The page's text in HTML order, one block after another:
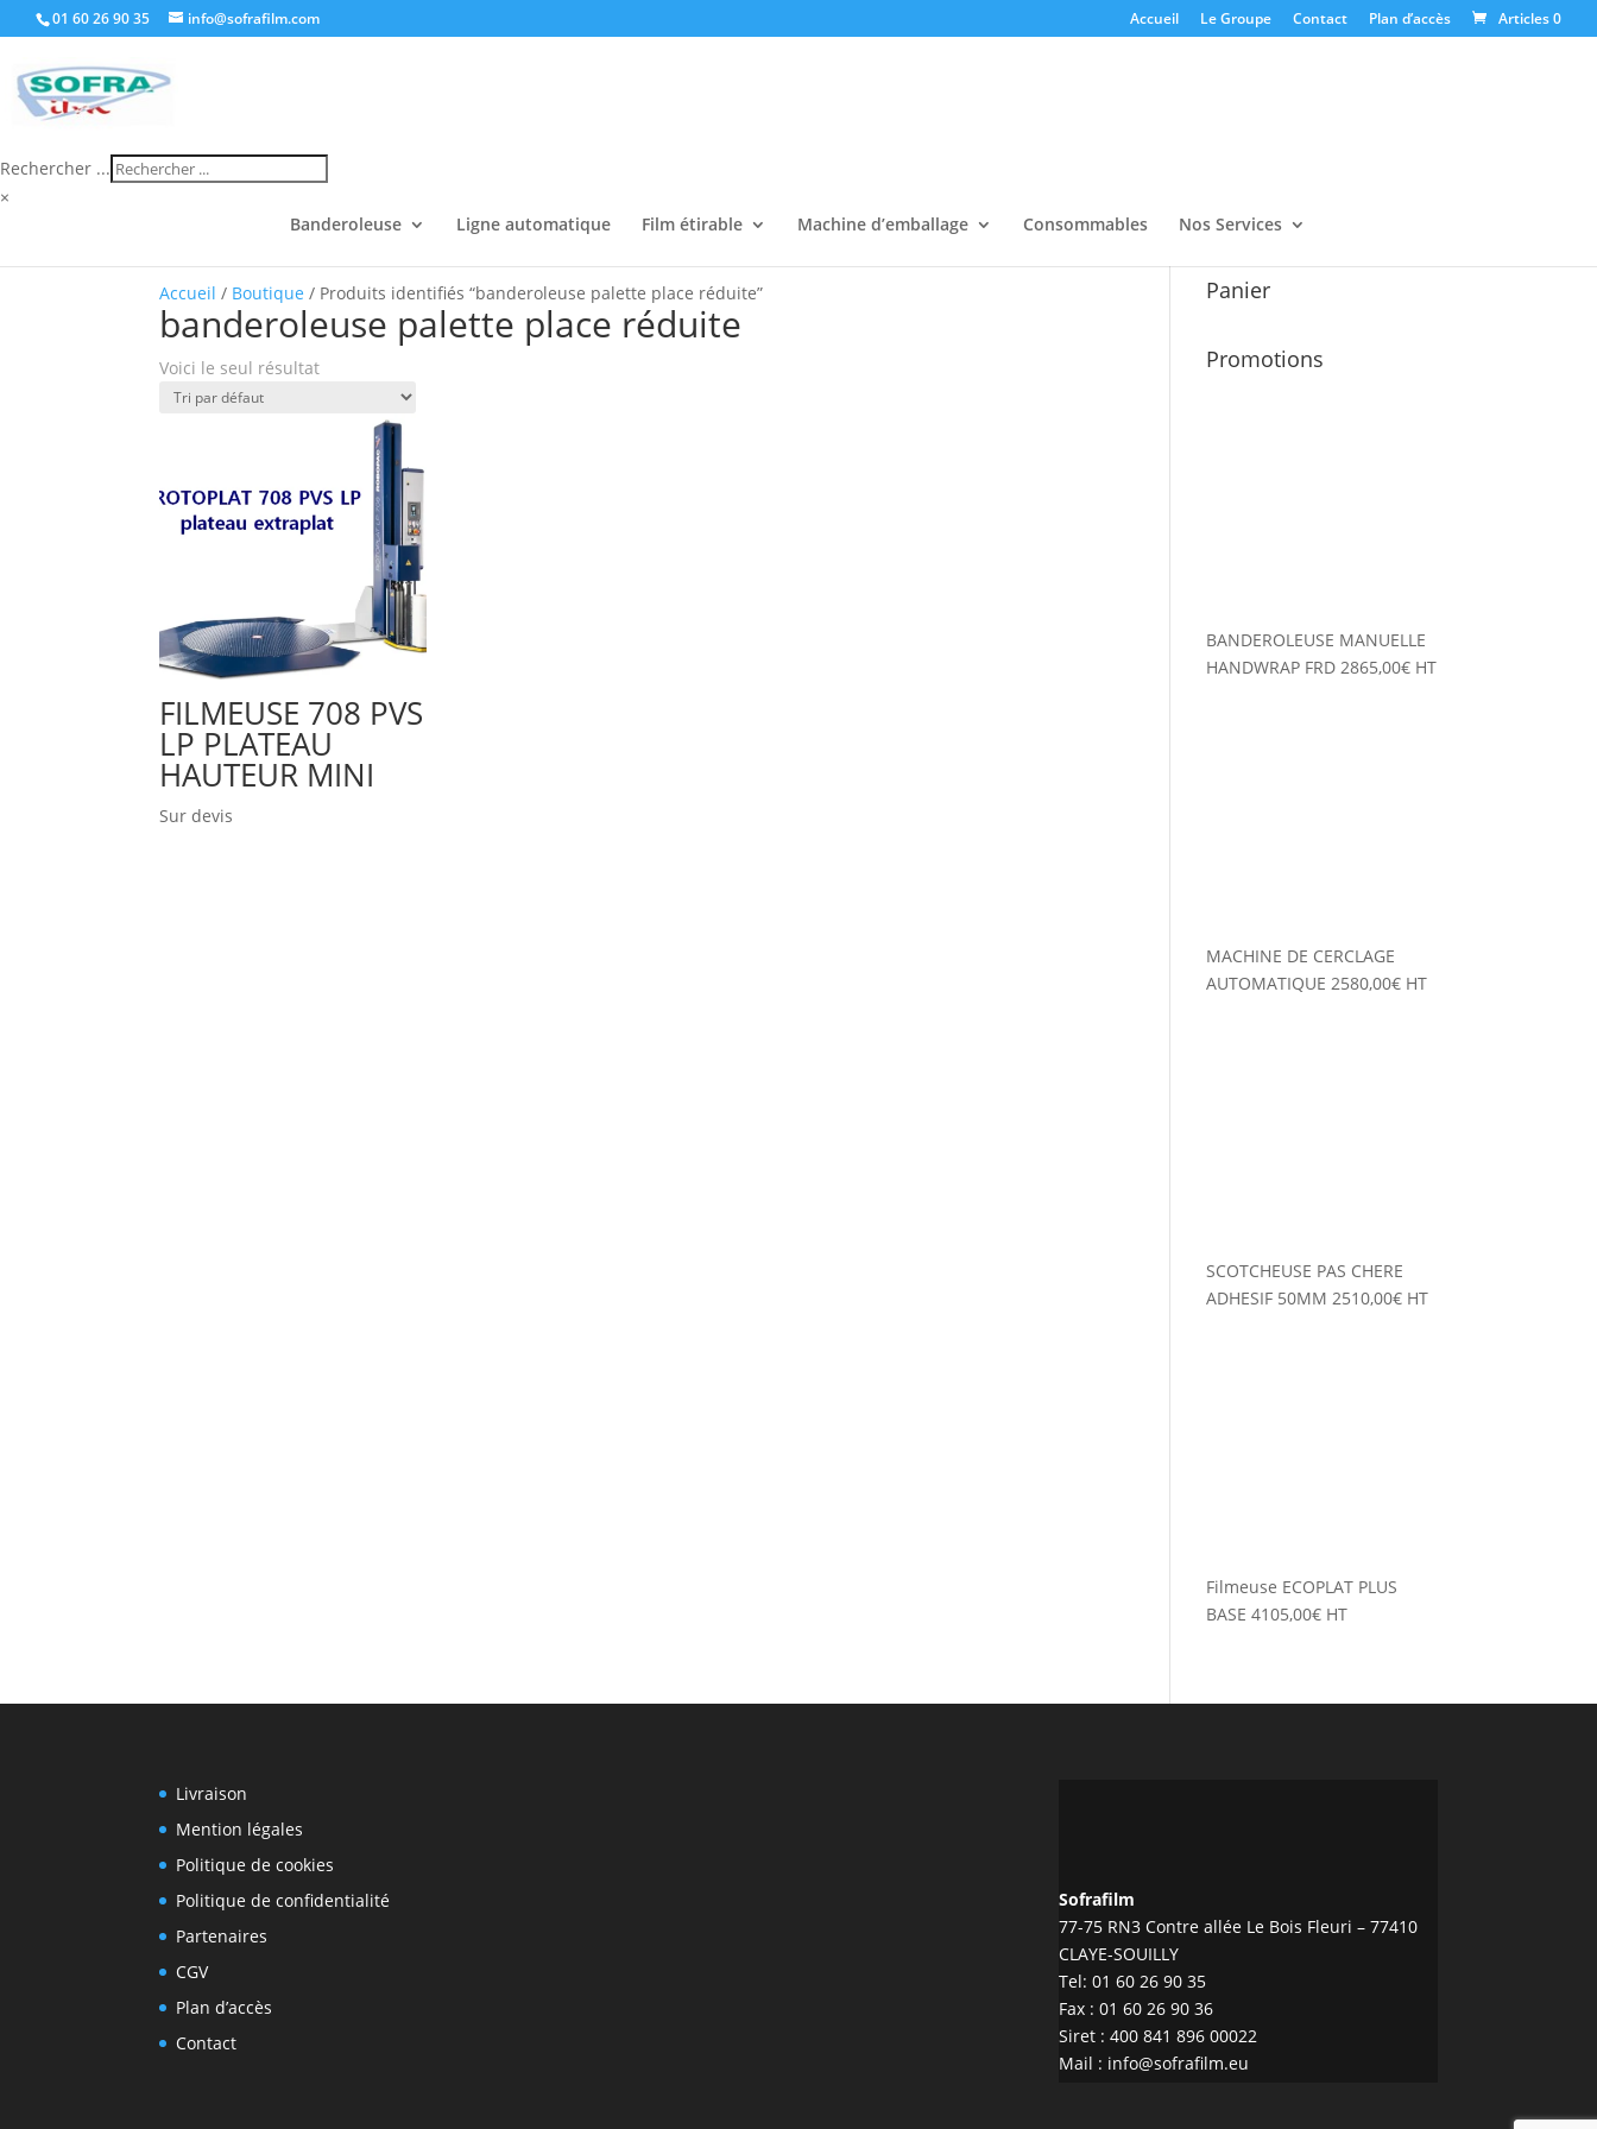
01 60 26 90 35 info@sofrafilm.com Accueil Le Groupe Contact Plan d’accès Articles 0
Rechercher ...
×
Banderoleuse
Ligne automatique Film étirable Machine d’emballage Consommables Nos Services
Accueil / Boutique / Produits identifiés “banderoleuse palette place réduite”
banderoleuse palette place réduite
Voici le seul résultat
FILMEUSE 708 PVS
LP PLATEAU
HAUTEUR MINI
Sur devis
Panier
Promotions
BANDEROLEUSE MANUELLE
HANDWRAP FRD 2865,00€ HT
MACHINE DE CERCLAGE
AUTOMATIQUE 2580,00€ HT
SCOTCHEUSE PAS CHERE
ADHESIF 50MM 2510,00€ HT
Filmeuse ECOPLAT PLUS
BASE 4105,00€ HT
Livraison
Mention légales
Politique de cookies
Politique de confidentialité
Partenaires
CGV
Plan d’accès
Contact
Sofrafilm
77-75 RN3 Contre allée Le Bois Fleuri – 77410
CLAYE-SOUILLY
Tel: 01 60 26 90 35
Fax : 01 60 26 90 36
Siret : 400 841 896 00022
Mail : info@sofrafilm.eu